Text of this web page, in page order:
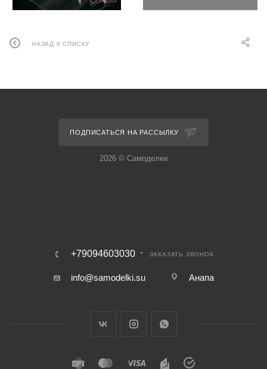
НАЗАД К СПИСКУ
ПОДПИСАТЬСЯ НА РАССЫЛКУ
2026 © Самоделки
+79094603030 ЗАКАЗАТЬ ЗВОНОК
info@samodelki.su Анапа